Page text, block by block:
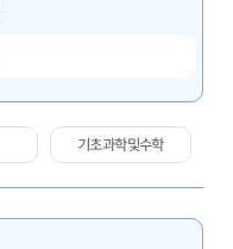
기초과학및수학